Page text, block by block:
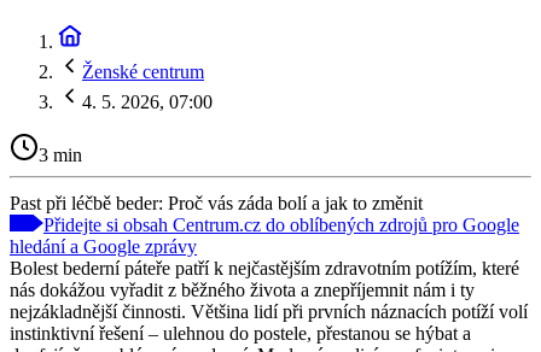
Ženské centrum
4. 5. 2026, 07:00
3 min
Past při léčbě beder: Proč vás záda bolí a jak to změnit
Přidejte si obsah Centrum.cz do oblíbených zdrojů pro Google
hledání a Google zprávy
Bolest bederní páteře patří k nejčastějším zdravotním potížím, které
nás dokážou vyřadit z běžného života a znepříjemnit nám i ty
nejzákladnější činnosti. Většina lidí při prvních náznacích potíží volí
instinktivní řešení – ulehnou do postele, přestanou se hýbat a